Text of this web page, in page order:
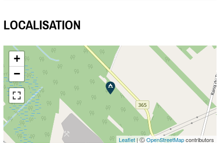
LOCALISATION
+
−
Leaflet | ⒸOpenStreetMapcontributors